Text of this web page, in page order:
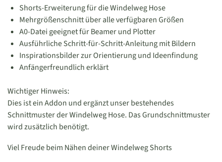
Shorts-Erweiterung für die Windelweg Hose
Mehrgrößenschnitt über alle verfügbaren Größen
A0-Datei geeignet für Beamer und Plotter
Ausführliche Schritt-für-Schritt-Anleitung mit Bildern
Inspirationsbilder zur Orientierung und Ideenfindung
Anfängerfreundlich erklärt
Wichtiger Hinweis:
Dies ist ein Addon und ergänzt unser bestehendes
Schnittmuster der Windelweg Hose. Das Grundschnittmuster
wird zusätzlich benötigt.
Viel Freude beim Nähen deiner Windelweg Shorts